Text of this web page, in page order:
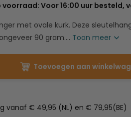
voorraad: Voor 16:00 uur besteld,
met ovale kurk. Deze
90 gram.... Toon meer
Toevoegen aan
vanaf € 49,95 (NL) en € 79,95(BE)